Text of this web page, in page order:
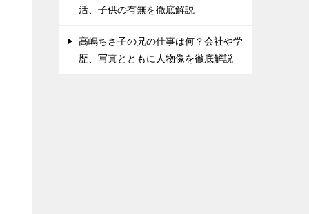
活、子供の有無を徹底解説
高嶋ちさ子の兄の仕事は何？会社や学
歴、写真とともに人物像を徹底解説